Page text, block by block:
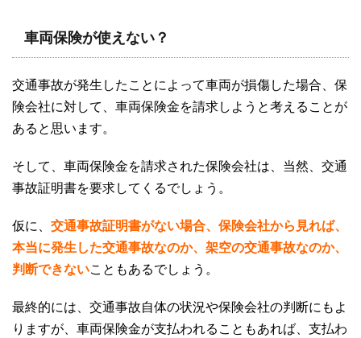
車両保険が使えない？
交通事故が発生したことによって車両が損傷した場合、保
険会社に対して、車両保険金を請求しようと考えることが
あると思います。
そして、車両保険金を請求された保険会社は、当然、交通
事故証明書を要求してくるでしょう。
仮に、 交通事故証明書がない場合、保険会社から見れば、
本当に発生した交通事故なのか、架空の交通事故なのか、
判断できないこともあるでしょう。
最終的には、交通事故自体の状況や保険会社の判断にもよ
りますが、車両保険金が支払われることもあれば、支払わ